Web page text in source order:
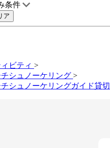
条件
ア
ビティ >
シュノーケリング >
シュノーケリングガイド貸切